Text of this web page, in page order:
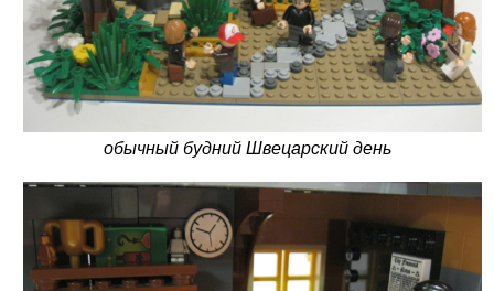
обычный будний Швецарский день